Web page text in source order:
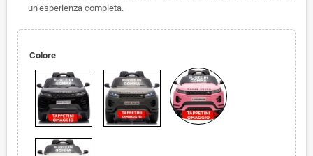
un’esperienza completa.
Colore